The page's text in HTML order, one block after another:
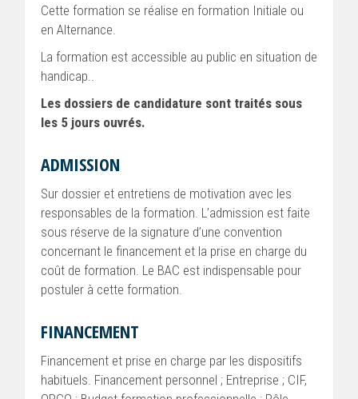
Cette formation se réalise en formation Initiale ou
en Alternance.
La formation est accessible au public en situation de
handicap..
Les dossiers de candidature sont traités sous
les 5 jours ouvrés.
ADMISSION
Sur dossier et entretiens de motivation avec les
responsables de la formation. L’admission est faite
sous réserve de la signature d’une convention
concernant le financement et la prise en charge du
coût de formation. Le BAC est indispensable pour
postuler à cette formation.
FINANCEMENT
Financement et prise en charge par les dispositifs
habituels. Financement personnel ; Entreprise ; CIF,